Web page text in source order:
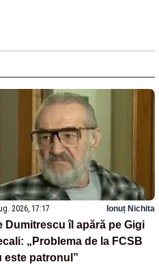
2026, 17:17 Ionuț Nichita
Dumitrescu îl apără pe Gigi
„Problema de la FCSB
este patronul”